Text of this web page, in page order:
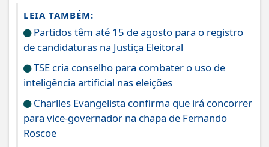
LEIA TAMBÉM:
Partidos têm até 15 de agosto para o registro
de candidaturas na Justiça Eleitoral
TSE cria conselho para combater o uso de
inteligência artificial nas eleições
Charlles Evangelista confirma que irá concorrer
para vice-governador na chapa de Fernando
Roscoe